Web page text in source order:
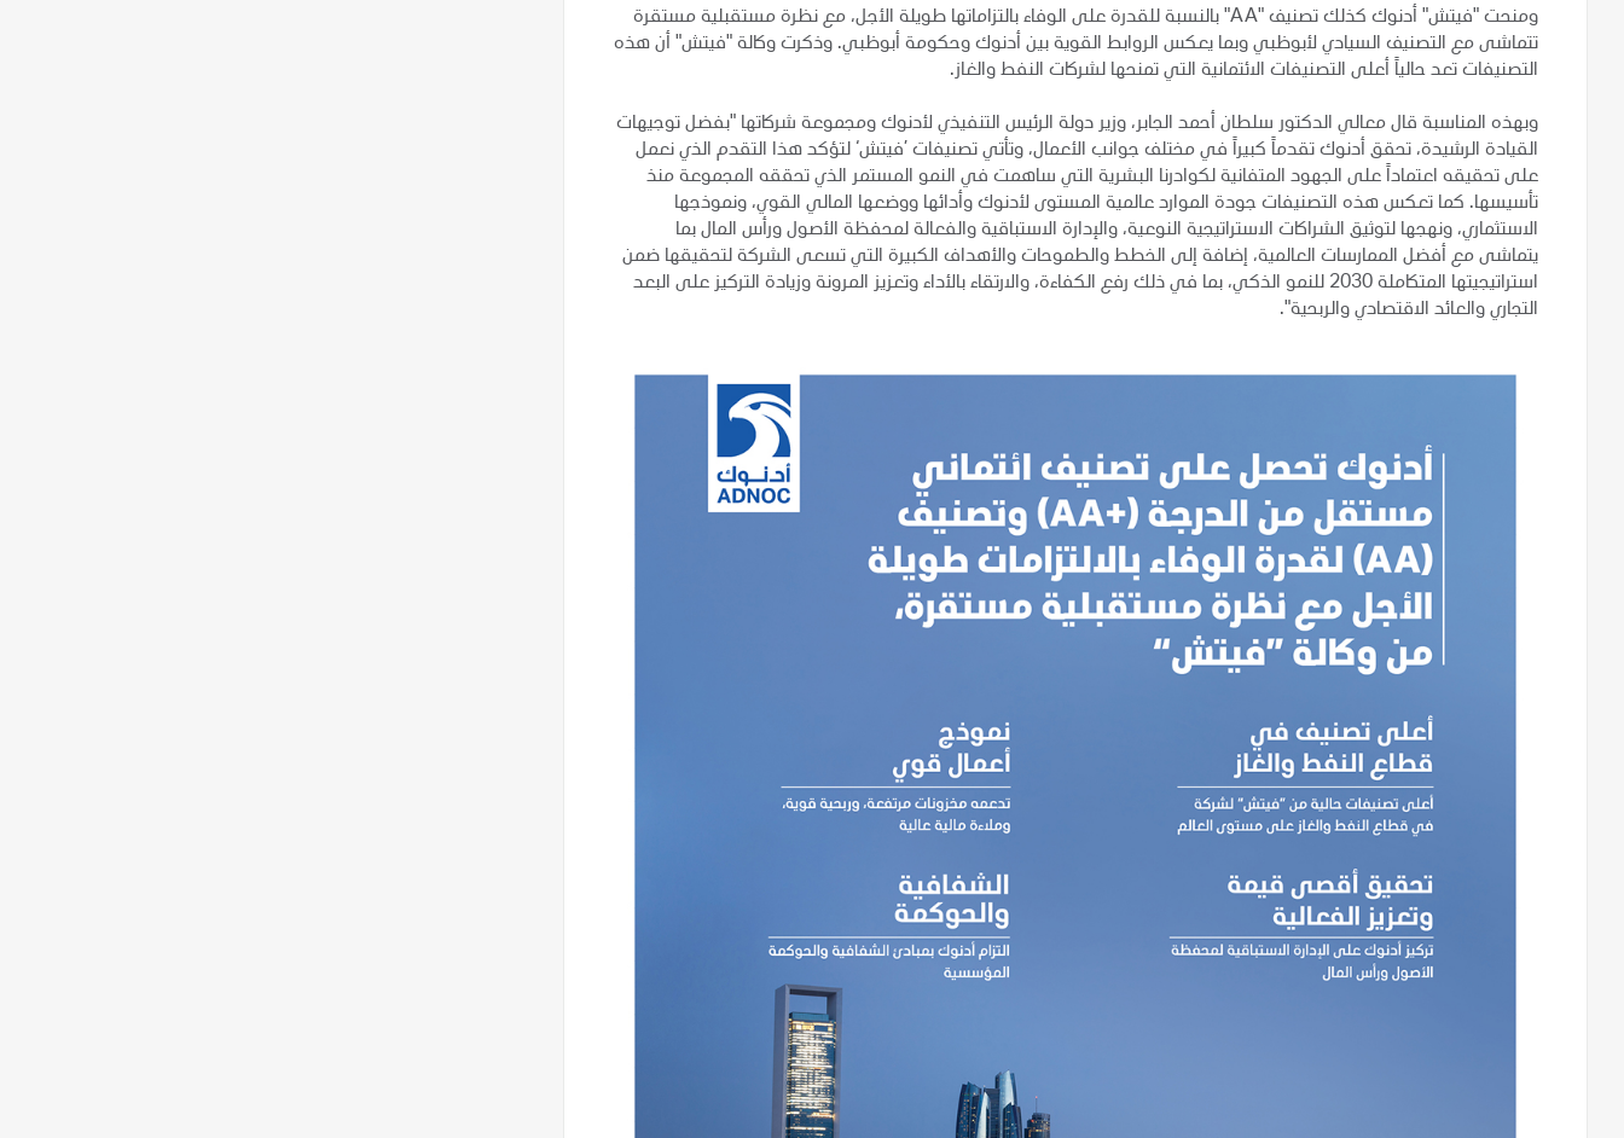
ومنحت "فيتش" أدنوك كذلك تصنيف "AA" بالنسبة للقدرة على الوفاء بالتزاماتها طويلة الأجل، مع نظرة مستقبلية مستقرة
تتماشى مع التصنيف السيادي لأبوظبي وبما يعكس الروابط القوية بين أدنوك وحكومة أبوظبي. وذكرت وكالة "فيتش" أن هذه
التصنيفات تعد حالياً أعلى التصنيفات الائتمانية التي تمنحها لشركات النفط والغاز.
وبهذه المناسبة قال معالي الدكتور سلطان أحمد الجابر، وزير دولة الرئيس التنفيذي لأدنوك ومجموعة شركاتها "بفضل توجيهات
القيادة الرشيدة، تحقق أدنوك تقدماً كبيراً في مختلف جوانب الأعمال، وتأتي تصنيفات ’فيتش‘ لتؤكد هذا التقدم الذي نعمل
على تحقيقه اعتماداً على الجهود المتفانية لكوادرنا البشرية التي ساهمت في النمو المستمر الذي تحققه المجموعة منذ
تأسيسها. كما تعكس هذه التصنيفات جودة الموارد عالمية المستوى لأدنوك وأدائها ووضعها المالي القوي، ونموذجها
الاستثماري، ونهجها لتوثيق الشراكات الاستراتيجية النوعية، والإدارة الاستباقية والفعالة لمحفظة الأصول ورأس المال بما
يتماشى مع أفضل الممارسات العالمية، إضافة إلى الخطط والطموحات والأهداف الكبيرة التي تسعى الشركة لتحقيقها ضمن
استراتيجيتها المتكاملة 2030 للنمو الذكي، بما في ذلك رفع الكفاءة، والارتقاء بالأداء وتعزيز المرونة وزيادة التركيز على البعد
التجاري والعائد الاقتصادي والربحية".